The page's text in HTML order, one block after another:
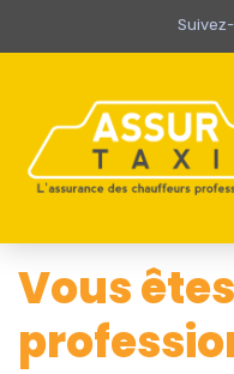
Vous